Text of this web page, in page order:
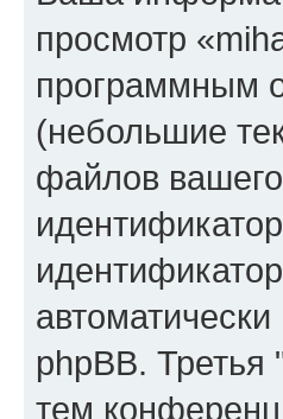
просмотр
программным
(небольшие
файлов
phpBB. Третья
тем